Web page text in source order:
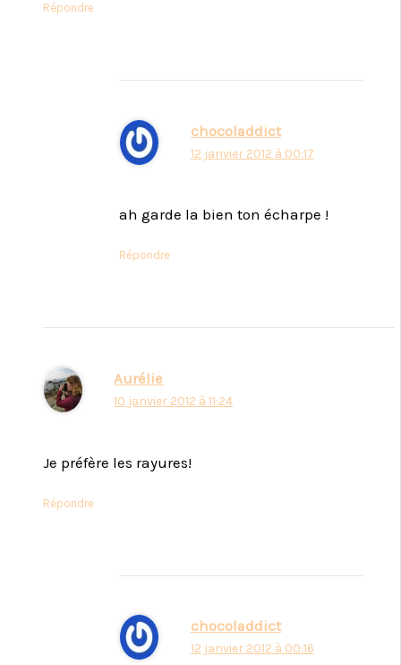
Répondre
chocoladdict
12 janvier 2012 à 00:17
ah garde la bien ton écharpe !
Répondre
Aurélie
10 janvier 2012 à 11:24
Je préfère les rayures!
Répondre
chocoladdict
12 janvier 2012 à 00:16